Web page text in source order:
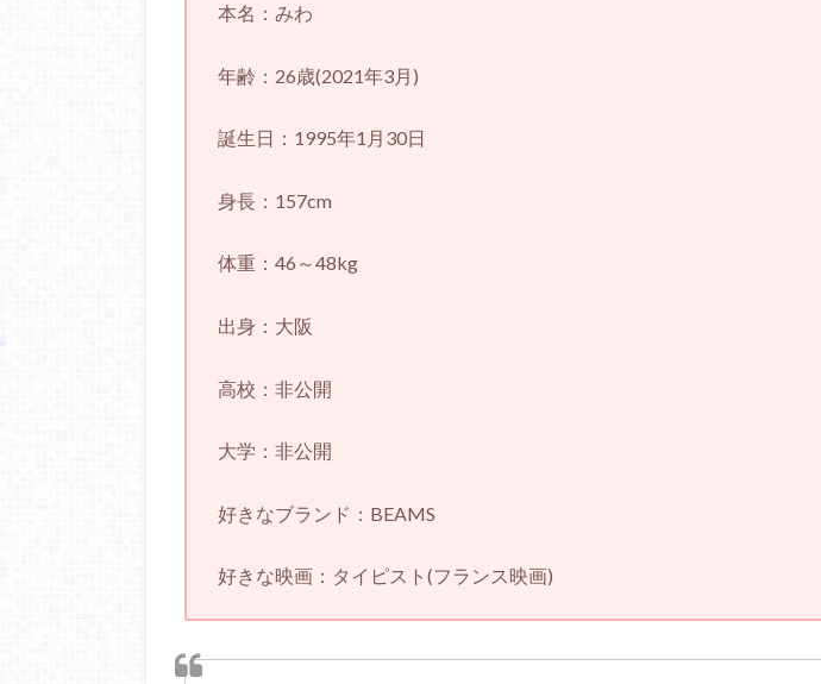
本名：みわ
年齢：26歳(2021年3月)
誕生日：1995年1月30日
身長：157cm
体重：46～48kg
出身：大阪
高校：非公開
大学：非公開
好きなブランド：BEAMS
好きな映画：タイピスト(フランス映画)